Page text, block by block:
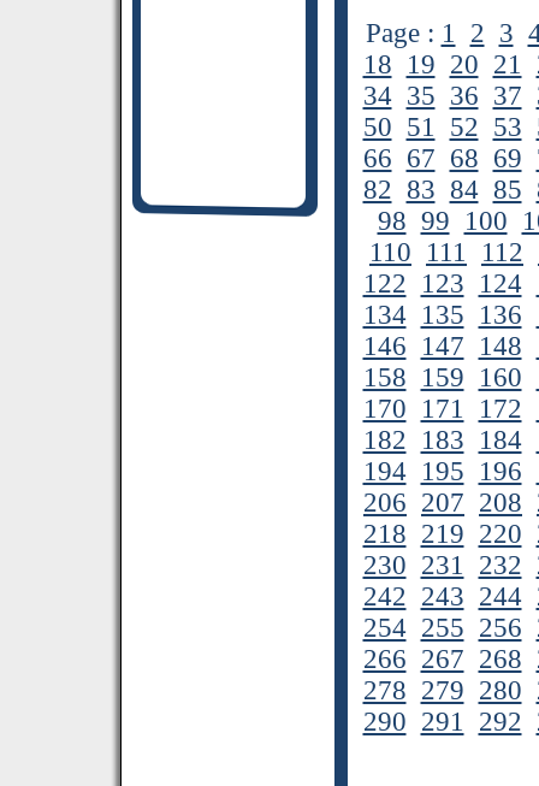
Page : 1 2 3
18 19 20 21
34 35 36 37
50 51 52 53
66 67 68 69
82 83 84 85
98 99 100
110 111 112
122 123 124
134 135 136
146 147 148
158 159 160
170 171 172
182 183 184
194 195 196
206 207 208
218 219 220
230 231 232
242 243 244
254 255 256
266 267 268
278 279 280
290 291 292